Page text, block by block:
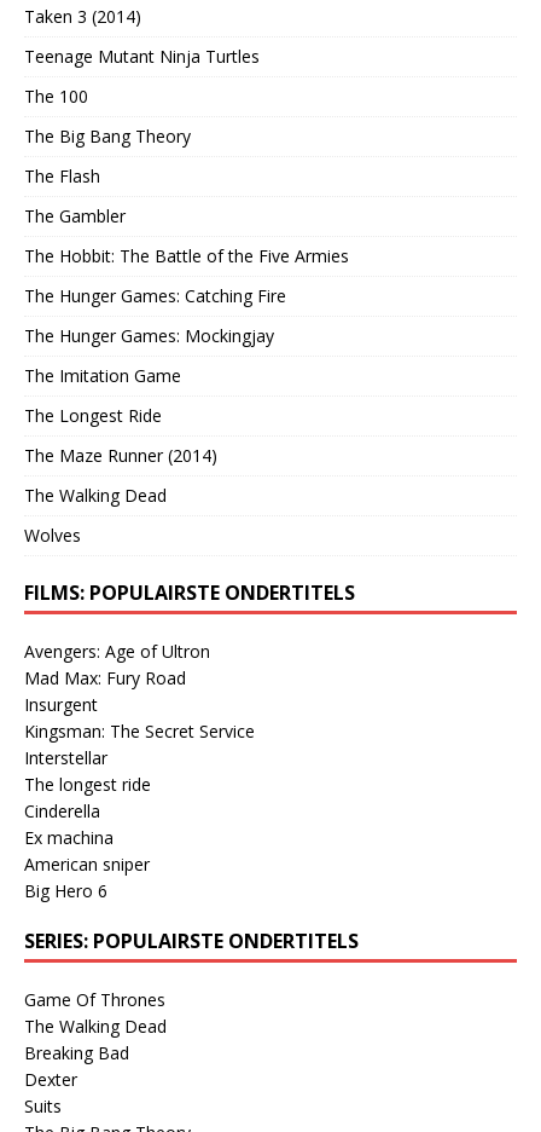
Taken 3 (2014)
Teenage Mutant Ninja Turtles
The 100
The Big Bang Theory
The Flash
The Gambler
The Hobbit: The Battle of the Five Armies
The Hunger Games: Catching Fire
The Hunger Games: Mockingjay
The Imitation Game
The Longest Ride
The Maze Runner (2014)
The Walking Dead
Wolves
FILMS: POPULAIRSTE ONDERTITELS
Avengers: Age of Ultron
Mad Max: Fury Road
Insurgent
Kingsman: The Secret Service
Interstellar
The longest ride
Cinderella
Ex machina
American sniper
Big Hero 6
SERIES: POPULAIRSTE ONDERTITELS
Game Of Thrones
The Walking Dead
Breaking Bad
Dexter
Suits